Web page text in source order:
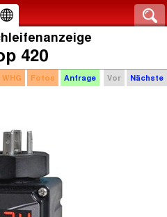
420
Vor Nächste
WHG Fotos Anfrage